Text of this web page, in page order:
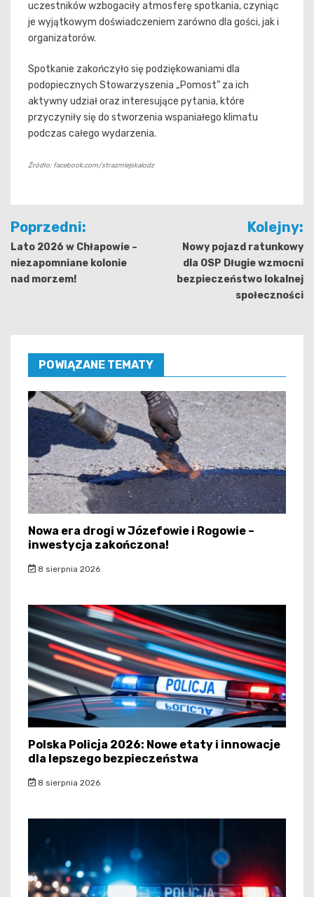
uczestników wzbogaciły atmosferę spotkania, czyniąc
je wyjątkowym doświadczeniem zarówno dla gości, jak i
organizatorów.
Spotkanie zakończyło się podziękowaniami dla
podopiecznych Stowarzyszenia „Pomost” za ich
aktywny udział oraz interesujące pytania, które
przyczyniły się do stworzenia wspaniałego klimatu
podczas całego wydarzenia.
Źródło: facebook.com/strazmiejskalodz
Nawigacja
wpisu
Poprzedni:
Lato 2026 w Chłapowie –
niezapomniane kolonie
nad morzem!
Kolejny:
Nowy pojazd ratunkowy
dla OSP Długie wzmocni
bezpieczeństwo lokalnej
społeczności
POWIĄZANE TEMATY
Nowa era drogi w Józefowie i Rogowie –
inwestycja zakończona!
8 sierpnia 2026
Polska Policja 2026: Nowe etaty i innowacje
dla lepszego bezpieczeństwa
8 sierpnia 2026